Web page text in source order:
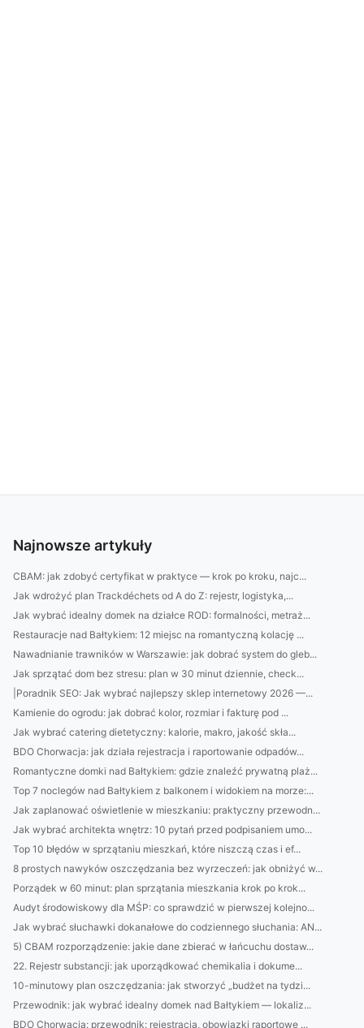
Najnowsze artykuły
CBAM: jak zdobyć certyfikat w praktyce — krok po kroku, najc...
Jak wdrożyć plan Trackdéchets od A do Z: rejestr, logistyka,...
Jak wybrać idealny domek na działce ROD: formalności, metraż...
Restauracje nad Bałtykiem: 12 miejsc na romantyczną kolację ...
Nawadnianie trawników w Warszawie: jak dobrać system do gleb...
Jak sprzątać dom bez stresu: plan w 30 minut dziennie, check...
|Poradnik SEO: Jak wybrać najlepszy sklep internetowy 2026 —...
Kamienie do ogrodu: jak dobrać kolor, rozmiar i fakturę pod ...
Jak wybrać catering dietetyczny: kalorie, makro, jakość skła...
BDO Chorwacja: jak działa rejestracja i raportowanie odpadów...
Romantyczne domki nad Bałtykiem: gdzie znaleźć prywatną plaż...
Top 7 noclegów nad Bałtykiem z balkonem i widokiem na morze:...
Jak zaplanować oświetlenie w mieszkaniu: praktyczny przewodn...
Jak wybrać architekta wnętrz: 10 pytań przed podpisaniem umo...
Top 10 błędów w sprzątaniu mieszkań, które niszczą czas i ef...
8 prostych nawyków oszczędzania bez wyrzeczeń: jak obniżyć w...
Porządek w 60 minut: plan sprzątania mieszkania krok po krok...
Audyt środowiskowy dla MŚP: co sprawdzić w pierwszej kolejno...
Jak wybrać słuchawki dokanałowe do codziennego słuchania: AN...
5) CBAM rozporządzenie: jakie dane zbierać w łańcuchu dostaw...
22. Rejestr substancji: jak uporządkować chemikalia i dokume...
10-minutowy plan oszczędzania: jak stworzyć „budżet na tydzi...
Przewodnik: jak wybrać idealny domek nad Bałtykiem — lokaliz...
BDO Chorwacja: przewodnik: rejestracja, obowiązki raportowe ...